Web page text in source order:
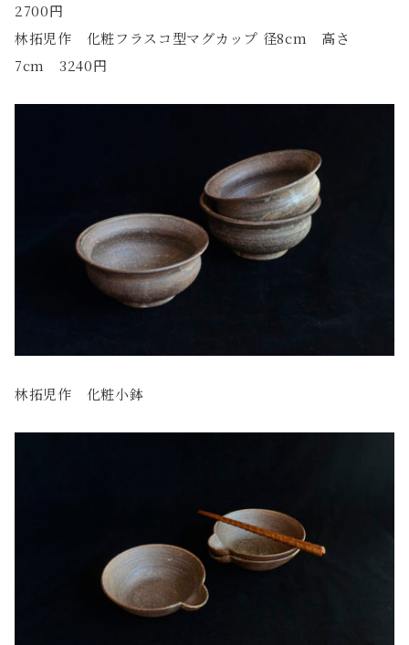
2700円
林拓児作 化粧フラスコ型マグカップ 径8cm 高さ
7cm 3240円
林拓児作 化粧小鉢